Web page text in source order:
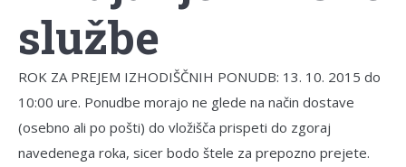
službe
ROK ZA PREJEM IZHODIŠČNIH PONUDB: 13. 10. 2015 do
10:00 ure. Ponudbe morajo ne glede na način dostave
(osebno ali po pošti) do vložišča prispeti do zgoraj
navedenega roka, sicer bodo štele za prepozno prejete.